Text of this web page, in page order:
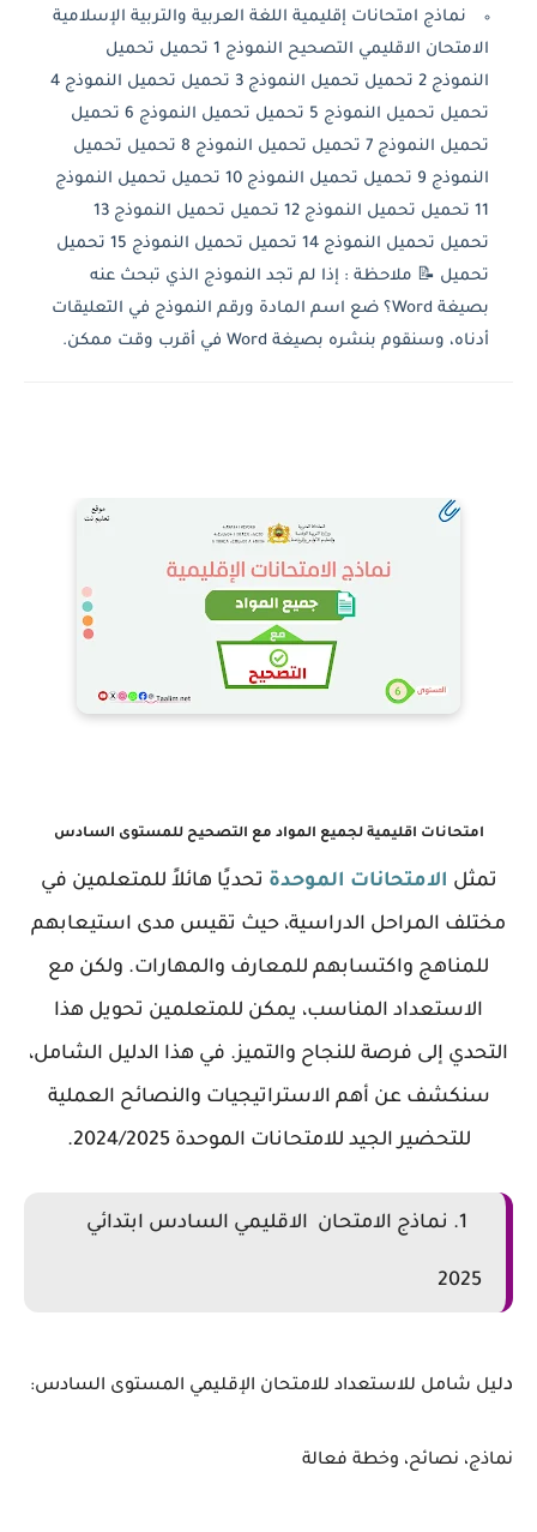
نماذج امتحانات إقليمية اللغة العربية والتربية الإسلامية
الامتحان الاقليمي التصحيح النموذج 1 تحميل تحميل
النموذج 2 تحميل تحميل النموذج 3 تحميل تحميل النموذج 4
تحميل تحميل النموذج 5 تحميل تحميل النموذج 6 تحميل
تحميل النموذج 7 تحميل تحميل النموذج 8 تحميل تحميل
النموذج 9 تحميل تحميل النموذج 10 تحميل تحميل النموذج
11 تحميل تحميل النموذج 12 تحميل تحميل النموذج 13
تحميل تحميل النموذج 14 تحميل تحميل النموذج 15 تحميل
تحميل 📝 ملاحظة : إذا لم تجد النموذج الذي تبحث عنه
بصيغة Word؟ ضع اسم المادة ورقم النموذج في التعليقات
أدناه، وسنقوم بنشره بصيغة Word في أقرب وقت ممكن.
امتحانات اقليمية لجميع المواد مع التصحيح للمستوى السادس
تمثل الامتحانات الموحدة تحديًا هائلاً للمتعلمين في
مختلف المراحل الدراسية، حيث تقيس مدى استيعابهم
للمناهج واكتسابهم للمعارف والمهارات. ولكن مع
الاستعداد المناسب، يمكن للمتعلمين تحويل هذا
التحدي إلى فرصة للنجاح والتميز. في هذا الدليل الشامل،
سنكشف عن أهم الاستراتيجيات والنصائح العملية
للتحضير الجيد للامتحانات الموحدة 2024/2025.
الامتحان الاقليمي السادس ابتدائي
2025
دليل شامل للاستعداد للامتحان الإقليمي المستوى السادس:
نماذج، نصائح، وخطة فعالة